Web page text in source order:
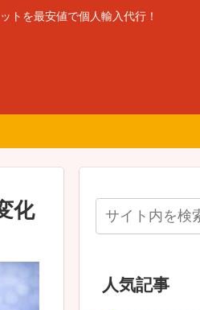
トを最安値で個人輸入代行！
化
人気記事